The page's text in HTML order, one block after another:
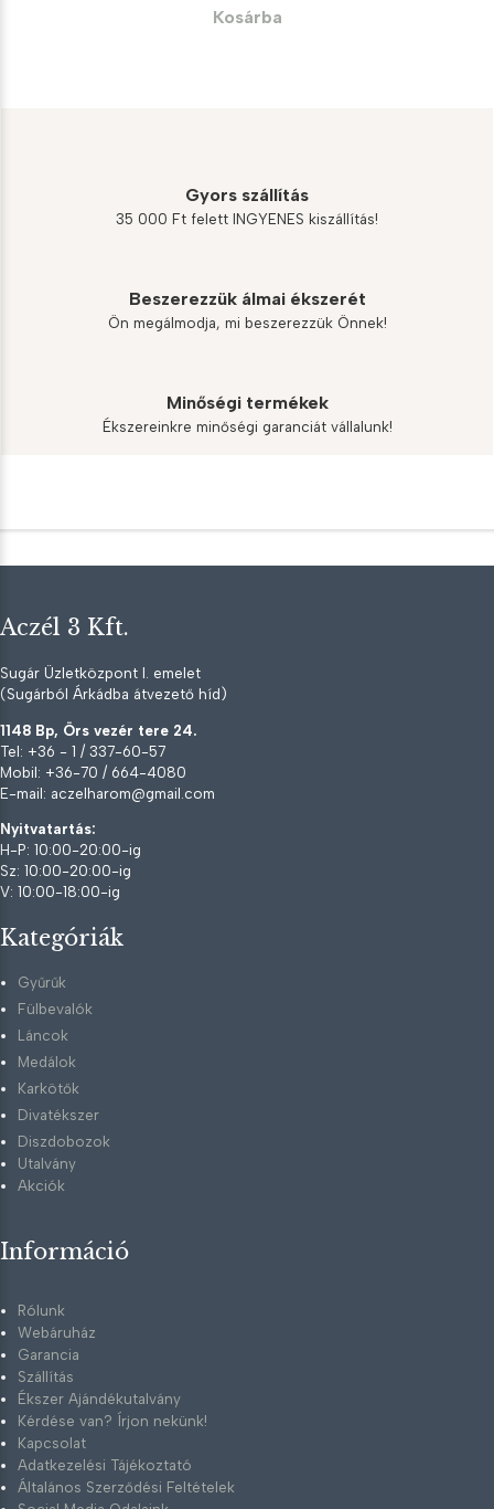
Kosárba
Gyors szállítás
35 000 Ft felett INGYENES kiszállítás!
Beszerezzük álmai ékszerét
Ön megálmodja, mi beszerezzük Önnek!
Minőségi termékek
Ékszereinkre minőségi garanciát vállalunk!
Aczél 3 Kft.
Sugár Üzletközpont I. emelet
(Sugárból Árkádba átvezető híd)
1148 Bp, Örs vezér tere 24.
Tel: +36 - 1 / 337-60-57
Mobil: +36-70 / 664-4080
E-mail: aczelharom@gmail.com
Nyitvatartás:
H-P: 10:00-20:00-ig
Sz: 10:00-20:00-ig
V: 10:00-18:00-ig
Kategóriák
Gyűrűk
Fülbevalók
Láncok
Medálok
Karkötők
Divatékszer
Diszdobozok
Utalvány
Akciók
Információ
Rólunk
Webáruház
Garancia
Szállítás
Ékszer Ajándékutalvány
Kérdése van? Írjon nekünk!
Kapcsolat
Adatkezelési Tájékoztató
Általános Szerződési Feltételek